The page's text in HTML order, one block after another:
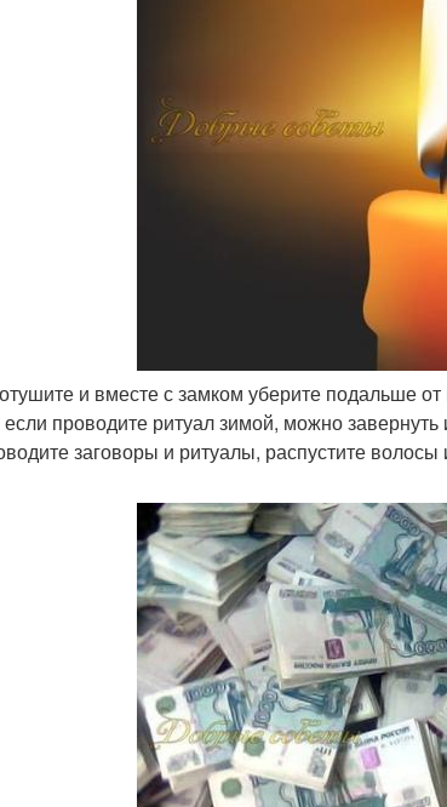
и вместе с замком уберите подальше
проводите ритуал зимой, можно
заговоры и ритуалы, распустите